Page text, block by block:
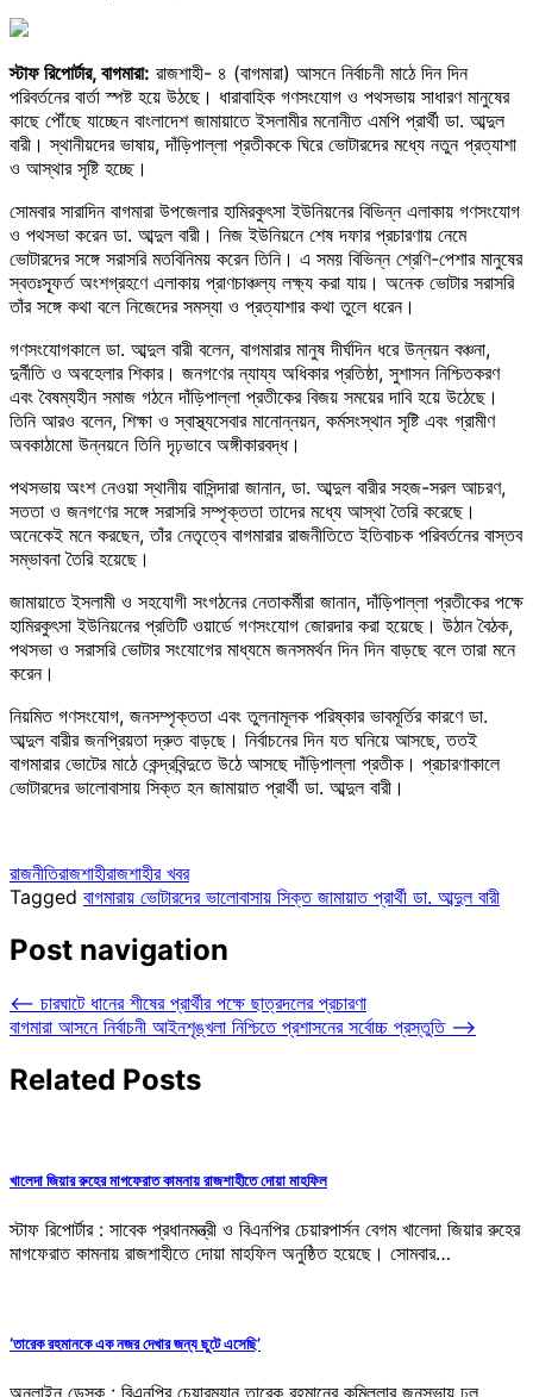
স্টাফ রিপোর্টার, বাগমারা: রাজশাহী- ৪ (বাগমারা) আসনে নির্বাচনী মাঠে দিন দিন
পরিবর্তনের বার্তা স্পষ্ট হয়ে উঠছে। ধারাবাহিক গণসংযোগ ও পথসভায় সাধারণ মানুষের
কাছে পৌঁছে যাচ্ছেন বাংলাদেশ জামায়াতে ইসলামীর মনোনীত এমপি প্রার্থী ডা. আব্দুল
বারী। স্থানীয়দের ভাষায়, দাঁড়িপাল্লা প্রতীককে ঘিরে ভোটারদের মধ্যে নতুন প্রত্যাশা
ও আস্থার সৃষ্টি হচ্ছে।
সোমবার সারাদিন বাগমারা উপজেলার হামিরকুৎসা ইউনিয়নের বিভিন্ন এলাকায় গণসংযোগ
ও পথসভা করেন ডা. আব্দুল বারী। নিজ ইউনিয়নে শেষ দফার প্রচারণায় নেমে
ভোটারদের সঙ্গে সরাসরি মতবিনিময় করেন তিনি। এ সময় বিভিন্ন শ্রেণি-পেশার মানুষের
স্বতঃস্ফূর্ত অংশগ্রহণে এলাকায় প্রাণচাঞ্চল্য লক্ষ্য করা যায়। অনেক ভোটার সরাসরি
তাঁর সঙ্গে কথা বলে নিজেদের সমস্যা ও প্রত্যাশার কথা তুলে ধরেন।
গণসংযোগকালে ডা. আব্দুল বারী বলেন, বাগমারার মানুষ দীর্ঘদিন ধরে উন্নয়ন বঞ্চনা,
দুর্নীতি ও অবহেলার শিকার। জনগণের ন্যায্য অধিকার প্রতিষ্ঠা, সুশাসন নিশ্চিতকরণ
এবং বৈষম্যহীন সমাজ গঠনে দাঁড়িপাল্লা প্রতীকের বিজয় সময়ের দাবি হয়ে উঠেছে।
তিনি আরও বলেন, শিক্ষা ও স্বাস্থ্যসেবার মানোন্নয়ন, কর্মসংস্থান সৃষ্টি এবং গ্রামীণ
অবকাঠামো উন্নয়নে তিনি দৃঢ়ভাবে অঙ্গীকারবদ্ধ।
পথসভায় অংশ নেওয়া স্থানীয় বাসিন্দারা জানান, ডা. আব্দুল বারীর সহজ-সরল আচরণ,
সততা ও জনগণের সঙ্গে সরাসরি সম্পৃক্ততা তাদের মধ্যে আস্থা তৈরি করেছে।
অনেকেই মনে করছেন, তাঁর নেতৃত্বে বাগমারার রাজনীতিতে ইতিবাচক পরিবর্তনের বাস্তব
সম্ভাবনা তৈরি হয়েছে।
জামায়াতে ইসলামী ও সহযোগী সংগঠনের নেতাকর্মীরা জানান, দাঁড়িপাল্লা প্রতীকের পক্ষে
হামিরকুৎসা ইউনিয়নের প্রতিটি ওয়ার্ডে গণসংযোগ জোরদার করা হয়েছে। উঠান বৈঠক,
পথসভা ও সরাসরি ভোটার সংযোগের মাধ্যমে জনসমর্থন দিন দিন বাড়ছে বলে তারা মনে
করেন।
নিয়মিত গণসংযোগ, জনসম্পৃক্ততা এবং তুলনামূলক পরিষ্কার ভাবমূর্তির কারণে ডা.
আব্দুল বারীর জনপ্রিয়তা দ্রুত বাড়ছে। নির্বাচনের দিন যত ঘনিয়ে আসছে, ততই
বাগমারার ভোটের মাঠে কেন্দ্রবিন্দুতে উঠে আসছে দাঁড়িপাল্লা প্রতীক। প্রচারণাকালে
ভোটারদের ভালোবাসায় সিক্ত হন জামায়াত প্রার্থী ডা. আব্দুল বারী।
রাজনীতিরাজশাহীরাজশাহীর খবর
Tagged বাগমারায় ভোটারদের ভালোবাসায় সিক্ত জামায়াত প্রার্থী ডা. আব্দুল বারী
Post navigation
⟵ চারঘাটে ধানের শীষের প্রার্থীর পক্ষে ছাত্রদলের প্রচারণা
বাগমারা আসনে নির্বাচনী আইনশৃঙ্খলা নিশ্চিতে প্রশাসনের সর্বোচ্চ প্রস্তুতি ⟶
Related Posts
খালেদা জিয়ার রুহের মাগফেরাত কামনায় রাজশাহীতে দোয়া মাহফিল
স্টাফ রিপোর্টার : সাবেক প্রধানমন্ত্রী ও বিএনপির চেয়ারপার্সন বেগম খালেদা জিয়ার রুহের
মাগফেরাত কামনায় রাজশাহীতে দোয়া মাহফিল অনুষ্ঠিত হয়েছে। সোমবার…
‘তারেক রহমানকে এক নজর দেখার জন্য ছুটে এসেছি’